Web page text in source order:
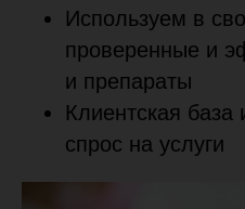
Используем в
проверенные и
и препараты
Клиентская
спрос на услуги